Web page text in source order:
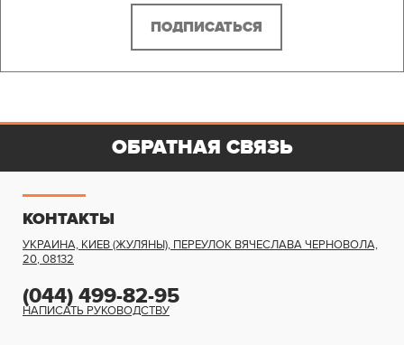
РЕКОНСТРУКЦИЯ СТАДИОНА "РУСАНІВЕЦЬ"
КОНТАКТЫ
УКРАИНА, КИЕВ (ЖУЛЯНЫ), ПЕРЕУЛОК ВЯЧЕСЛАВА ЧЕРНОВОЛА,
20,08132
(044) 499-82-95
НАПИСАТЬ РУКОВОДСТВУ
ОБРАТНАЯ СВЯЗЬ